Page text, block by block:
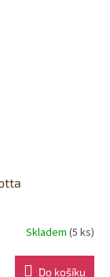
Skladem (5 ks)
Do košíku